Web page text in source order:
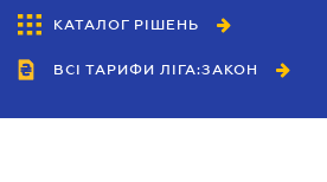
КАТАЛОГ РІШЕНЬ
ВСІ ТАРИФИ ЛІГА:ЗАКОН